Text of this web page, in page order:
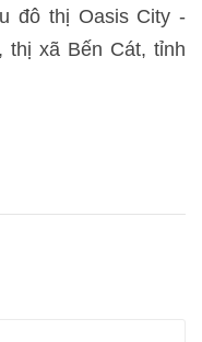
đô thị Oasis City -
thị xã Bến Cát, tỉnh